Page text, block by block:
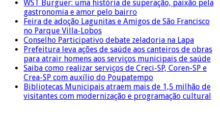
WST Burguer: uma história de superação, paixão pela
gastronomia e amor pelo bairro
Feira de adoção Lagunitas e Amigos de São Francisco
no Parque Villa-Lobos
Conselho Participativo debate zeladoria na Lapa
Prefeitura leva ações de saúde aos canteiros de obras
para atrair homens aos serviços municipais de saúde
Saiba como realizar serviços de Creci-SP, Coren-SP e
Crea-SP com auxílio do Poupatempo
Bibliotecas Municipais atraem mais de 1,5 milhão de
visitantes com modernização e programação cultural